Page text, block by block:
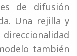
de difusión
Una rejilla y
también